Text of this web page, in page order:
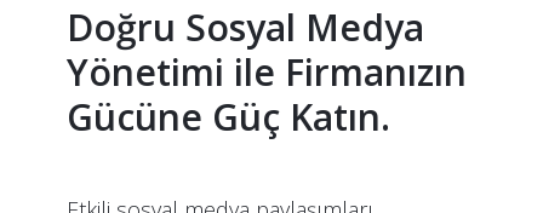
Doğru Sosyal Medya
Yönetimi ile Firmanızın
Gücüne Güç Katın.